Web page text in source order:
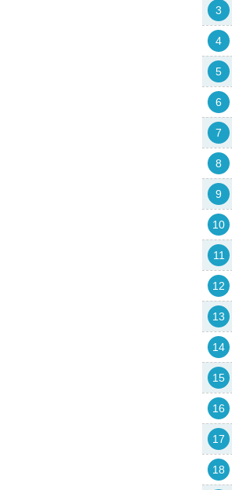
3
4
5
6
7
8
9
10
11
12
13
14
15
16
17
18